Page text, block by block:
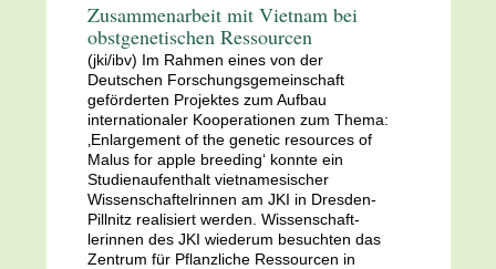
Zusammenarbeit mit Vietnam bei
obstgenetischen Ressourcen
(jki/ibv) Im Rahmen eines von der
Deutschen Forschungsgemeinschaft
geförderten Projektes zum Aufbau
internationaler Kooperationen zum Thema:
‚Enlargement of the genetic resources of
Malus for apple breeding‘ konnte ein
Studienaufenthalt vietnamesischer
Wissenschaftelrinnen am JKI in Dresden-
Pillnitz realisiert werden. Wissenschaft-
lerinnen des JKI wiederum besuchten das
Zentrum für Pflanzliche Ressourcen in